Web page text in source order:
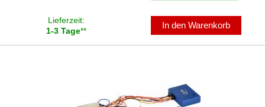
Lieferzeit:
1-3 Tage**
In den Warenkorb